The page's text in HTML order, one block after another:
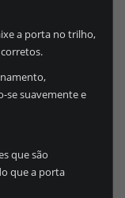
a porta no trilho,
se suavemente e
que são
que a porta